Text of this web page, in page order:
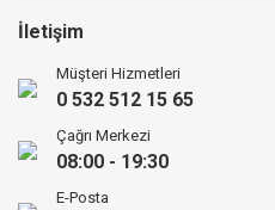
İletişim
Müşteri Hizmetleri
0 532 512 15 65
Çağrı Merkezi
08:00 - 19:30
E-Posta